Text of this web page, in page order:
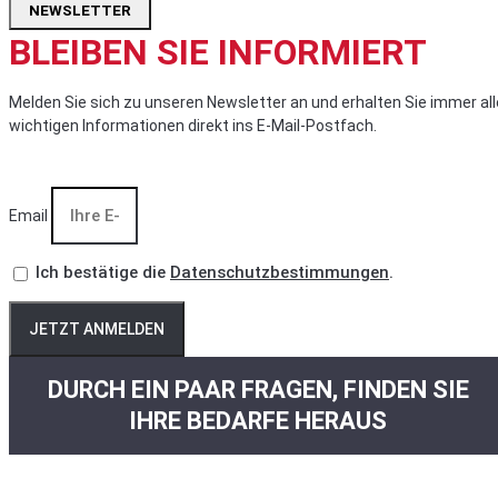
NEWSLETTER
BLEIBEN SIE INFORMIERT
Melden Sie sich zu unseren Newsletter an und erhalten Sie immer
wichtigen Informationen direkt ins E-Mail-Postfach.
Email
Ich bestätige die Datenschutzbestimmungen.
JETZT ANMELDEN
DURCH EIN PAAR FRAGEN, FINDEN SIE
IHRE BEDARFE HERAUS